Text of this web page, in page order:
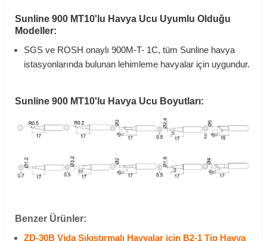
Sunline 900 MT10'lu Havya Ucu Uyumlu Olduğu
Modeller:
SGS ve ROSH onaylı 900M-T- 1C, tüm Sunline havya
istasyonlarında bulunan lehimleme havyalar için uygundur.
Sunline 900 MT10'lu Havya Ucu Boyutları:
Benzer Ürünler:
ZD-30B Vida Sıkıştırmalı Havyalar için B2-1 Tip Havya